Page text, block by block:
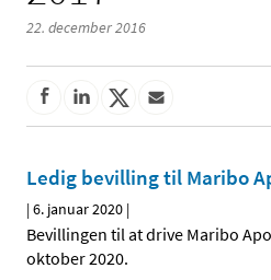
22. december 2016
Ledig bevilling til Maribo
|6. januar 2020 |
Bevillingen til at drive Maribo
oktober 2020.